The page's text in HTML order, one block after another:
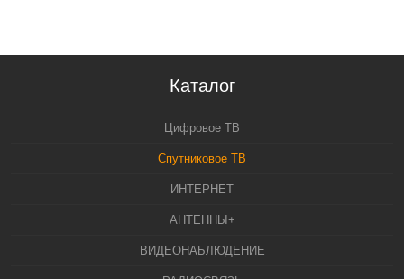
Каталог
Цифровое ТВ
Спутниковое ТВ
ИНТЕРНЕТ
АНТЕННЫ+
ВИДЕОНАБЛЮДЕНИЕ